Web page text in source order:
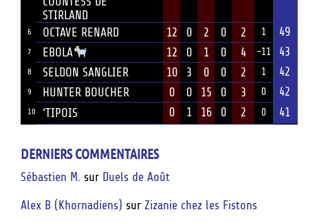
STIRLAND
6 OCTAVE RENARD 12 0 2 0 2 1 49
7 EBOLA 12 0 1 0 4 -11 43
8 SELDON SANGLIER 10 3 0 0 2 1 42
9 HUNTER BOUCHER 0 0 15 0 3 0 42
10 ‘TIPOIS 0 1 16 0 2 0 41
DERNIERS COMMENTAIRES
Sébastien M. sur Duels de Août
Alex B (Khornadiens) surZizanie chez les Fistons